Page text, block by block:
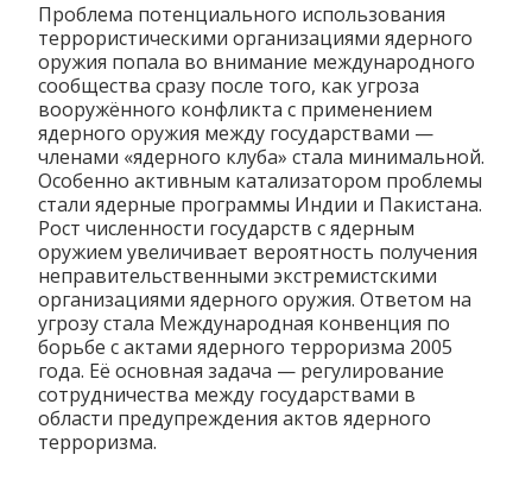
Проблема потенциального использования
террористическими организациями ядерного
оружия попала во внимание международного
сообщества сразу после того, как угроза
вооружённого конфликта с применением
ядерного оружия между государствами —
членами «ядерного клуба» стала минимальной.
Особенно активным катализатором проблемы
стали ядерные программы Индии и Пакистана.
Рост численности государств с ядерным
оружием увеличивает вероятность получения
неправительственными экстремистскими
организациями ядерного оружия. Ответом на
угрозу стала Международная конвенция по
борьбе с актами ядерного терроризма 2005
года. Её основная задача — регулирование
сотрудничества между государствами в
области предупреждения актов ядерного
терроризма.